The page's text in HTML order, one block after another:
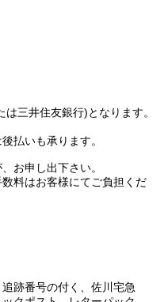
三井住友銀行)となります。
払いも承ります。
お申し出下さい。
料はお客様にてご負担くだ
跡番号の付く、佐川宅急